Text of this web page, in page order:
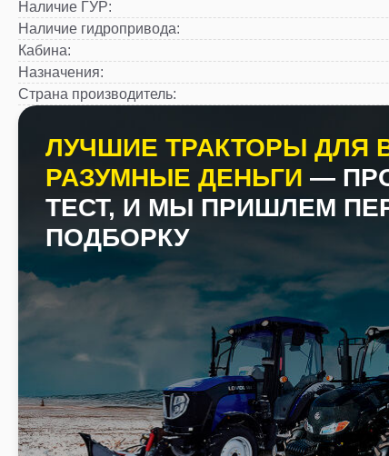
Наличие ГУР:
Наличие гидропривода:
Кабина:
Назначения:
Страна производитель:
ЛУЧШИЕ ТРАКТОРЫ ДЛЯ
РАЗУМНЫЕ ДЕНЬГИ —
ТЕСТ, И МЫ ПРИШЛЕМ
ПОДБОРКУ